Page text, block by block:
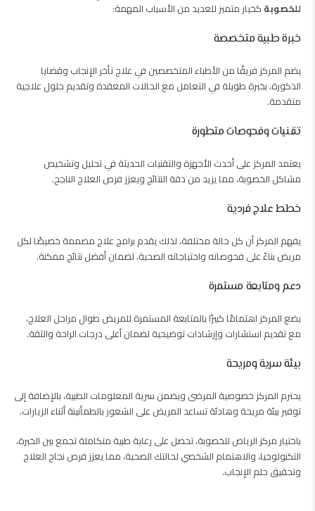
للخصوبة كخيار متميز للعديد من الأسباب المهمة:
خبرة طبية متخصصة
يضم المركز فريقًا من الأطباء المتخصصين في علاج تأخر الإنجاب وقضايا
الذكورة، بخبرة طويلة في التعامل مع الحالات المعقدة وتقديم حلول علاجية
متقدمة.
تقنيات وفحوصات متطورة
يعتمد المركز على أحدث الأجهزة والتقنيات الحديثة في تحليل وتشخيص
مشاكل الخصوبة، مما يزيد من دقة النتائج ويعزز فرص العلاج الناجح.
خطط علاج فردية
يفهم المركز أن كل حالة مختلفة، لذلك يقدم برامج علاج مصممة خصيصًا لكل
مريض بناءً على فحوصاته واحتياجاته الصحية، لضمان أفضل نتائج ممكنة.
دعم ومتابعة مستمرة
يضع المركز اهتمامًا كبيرًا بالمتابعة المستمرة للمريض طوال مراحل العلاج،
مع تقديم استشارات وإرشادات توضيحية لضمان أعلى درجات الراحة والثقة.
بيئة سرية ومريحة
يحترم المركز خصوصية المرضى ويضمن سرية المعلومات الطبية، بالإضافة إلى
توفير بيئة مريحة وهادئة تساعد المريض على الشعور بالطمأنينة أثناء الزيارات.
باختيار مركز الرياض للخصوبة، تحصل على رعاية طبية متكاملة تجمع بين الخبرة،
التكنولوجيا، والاهتمام الشخصي لحالتك الصحية، مما يعزز فرص نجاح العلاج
وتحقيق حلم الإنجاب.